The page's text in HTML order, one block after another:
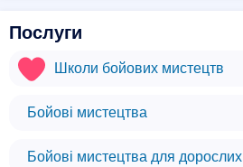
Послуги
Школи бойових мистецтв
Бойові мистецтва
Бойові мистецтва для дорослих